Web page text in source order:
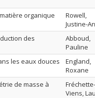
organique
Rowell,
Justine-
des
Abboud,
Pauline
les eaux douces
England,
Roxane
de masse à
Fréchette-
Viens,